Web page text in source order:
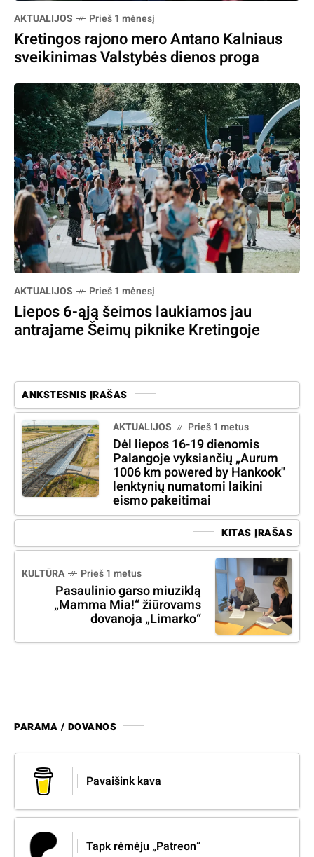
AKTUALIJOS Prieš 1 mėnesį
Kretingos rajono mero Antano Kalniaus
sveikinimas Valstybės dienos proga
AKTUALIJOS Prieš 1 mėnesį
Liepos 6-ąją šeimos laukiamos jau
antrajame Šeimų piknike Kretingoje
ANKSTESNIS ĮRAŠAS
AKTUALIJOS Prieš 1 metus
Dėl liepos 16-19 dienomis
Palangoje vyksiančių „Aurum
1006 km powered by Hankook"
lenktynių numatomi laikini
eismo pakeitimai
KITAS ĮRAŠAS
KULTŪRA Prieš 1 metus
Pasaulinio garso miuziklą
„Mamma Mia!“ žiūrovams
dovanoja „Limarko“
PARAMA / DOVANOS
Pavaišink kava
Tapk rėmėju „Patreon“